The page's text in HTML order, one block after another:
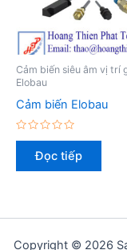
Cảm biến siêu âm vị trí
Elobau
Cảm biến Elobau
Được
xếp
hạngĐọc tiếp
Copyright © 2026